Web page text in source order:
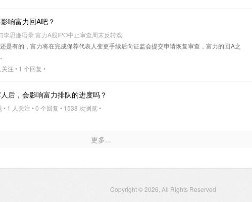
响富力回A吧？
李思廉语录 富力A股IPO中止审查周末反转戏
还是有的，富力将在完成保荐代表人变更手续后向证监会提交申请恢复审查，富力的回A之
注 • 1 个回复 •
后，会影响富力排队的进度吗？
• 1 人关注 • 0 个回复 • 1538 次浏览 •
更多...
Copyright © 2026, All Rights Reserved